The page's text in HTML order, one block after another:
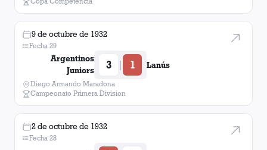
9 de octubre de 1932
Fecha 29
Argentinos
Juniors
3 | 1 Lanús
Diego Armando Maradona
Campeonato Primera Division
2 de octubre de 1932
Fecha 28